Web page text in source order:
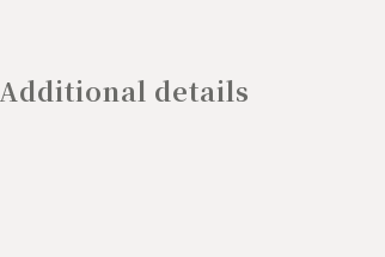
Additional details